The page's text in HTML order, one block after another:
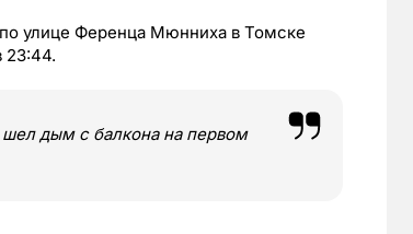
улице Ференца Мюнниха в Томске
23:44.
дым с балкона на первом